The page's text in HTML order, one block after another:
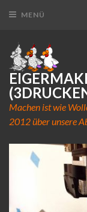
MENÜ
Machen ist wie
2012 über unsere